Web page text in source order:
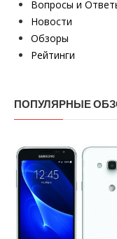
Вопросы и
Новости
Обзоры
Рейтинги
ПОПУЛЯРНЫЕ